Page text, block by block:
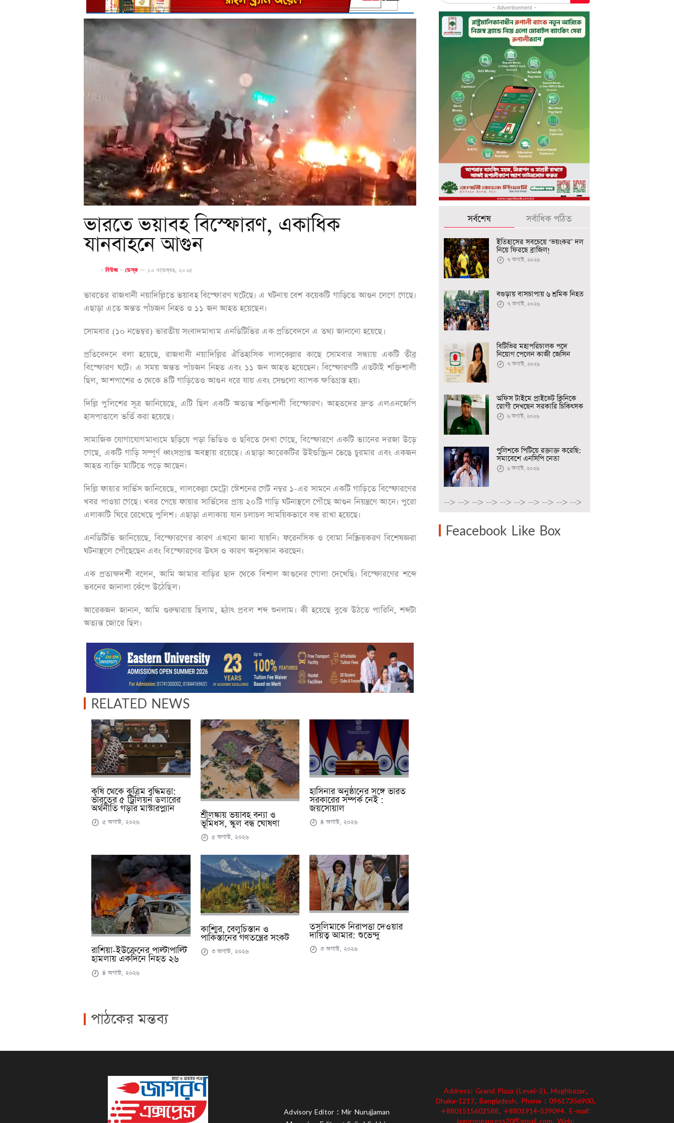
ভারতে ভয়াবহ বিস্ফোরণ, একাধিক
যানবাহনে আগুন
-নিউজ- ডেস্ক -- ১০ নভেম্বর, ২০২৫
ভারতের রাজধানী নয়াদিল্লিতে ভয়াবহ বিস্ফোরণ ঘটেছে। এ ঘটনায় বেশ কয়েকটি গাড়িতে আগুন লেগে গেছে।
এছাড়া এতে অন্তত পাঁচজন নিহত ও ১১ জন আহত হয়েছেন।
সোমবার (১০ নভেম্বর) ভারতীয় সংবাদমাধ্যম এনডিটিভির এক প্রতিবেদনে এ তথ্য জানানো হয়েছে।
প্রতিবেদনে বলা হয়েছে, রাজধানী নয়াদিল্লির ঐতিহাসিক লালকেল্লার কাছে সোমবার সন্ধ্যায় একটি তীব্র
বিস্ফোরণ ঘটে। এ সময় অন্তত পাঁচজন নিহত এবং ১১ জন আহত হয়েছেন। বিস্ফোরণটি এতটাই শক্তিশালী
ছিল, আশপাশের ৩ থেকে ৪টি গাড়িতেও আগুন ধরে যায় এবং সেগুলো ব্যাপক ক্ষতিগ্রস্ত হয়।
দিল্লি পুলিশের সূত্র জানিয়েছে, এটি ছিল একটি অত্যন্ত শক্তিশালী বিস্ফোরণ। আহতদের দ্রুত এলএনজেপি
হাসপাতালে ভর্তি করা হয়েছে।
সামাজিক যোগাযোগমাধ্যমে ছড়িয়ে পড়া ভিডিও ও ছবিতে দেখা গেছে, বিস্ফোরণে একটি ভ্যানের দরজা উড়ে
গেছে, একটি গাড়ি সম্পূর্ণ ধ্বংসপ্রাপ্ত অবস্থায় রয়েছে। এছাড়া আরেকটির উইন্ডস্ক্রিন ভেঙে চুরমার এবং একজন
আহত ব্যক্তি মাটিতে পড়ে আছেন।
দিল্লি ফায়ার সার্ভিস জানিয়েছে, লালকেল্লা মেট্রো স্টেশনের গেট নম্বর ১-এর সামনে একটি গাড়িতে বিস্ফোরণের
খবর পাওয়া গেছে। খবর পেয়ে ফায়ার সার্ভিসের প্রায় ২০টি গাড়ি ঘটনাস্থলে পৌঁছে আগুন নিয়ন্ত্রণে আনে। পুরো
এলাকাটি ঘিরে রেখেছে পুলিশ। এছাড়া এলাকায় যান চলাচল সাময়িকভাবে বন্ধ রাখা হয়েছে।
এনডিটিভি জানিয়েছে, বিস্ফোরণের কারণ এখনো জানা যায়নি। ফরেনসিক ও বোমা নিষ্ক্রিয়করণ বিশেষজ্ঞরা
ঘটনাস্থলে পৌঁছেছেন এবং বিস্ফোরণের উৎস ও কারণ অনুসন্ধান করছেন।
এক প্রত্যক্ষদর্শী বলেন, আমি আমার বাড়ির ছাদ থেকে বিশাল আগুনের গোলা দেখেছি। বিস্ফোরণের শব্দে
ভবনের জানালা কেঁপে উঠেছিল।
আরেকজন জানান, আমি গুরুদ্বারায় ছিলাম, হঠাৎ প্রবল শব্দ শুনলাম। কী হয়েছে বুঝে উঠতে পারিনি, শব্দটা
অত্যন্ত জোরে ছিল।
RELATED NEWS
কৃষি থেকে কৃত্রিম বুদ্ধিমত্তা:
ভারতের ৫ ট্রিলিয়ন ডলারের
অর্থনীতি গড়ার মাস্টারপ্ল্যান
৫ অগাস্ট, ২০২৬
শ্রীলঙ্কায় ভয়াবহ বন্যা ও
ভূমিধস, স্কুল বন্ধ ঘোষণা
৫ অগাস্ট, ২০২৬
হাসিনার অনুষ্ঠানের সঙ্গে ভারত
সরকারের সম্পর্ক নেই :
জয়সোয়াল
৪ অগাস্ট, ২০২৬
রাশিয়া-ইউক্রেনের পাল্টাপাল্টি
হামলায় একদিনে নিহত ২৬
৪ অগাস্ট, ২০২৬
কাশ্মির, বেলুচিস্তান ও
পাকিস্তানের গণতন্ত্রের সংকট
৩ অগাস্ট, ২০২৬
তসলিমাকে নিরাপত্তা দেওয়ার
দায়িত্ব আমার: শুভেন্দু
৩ অগাস্ট, ২০২৬
পাঠকের মন্তব্য
- Advertisement -
সর্বশেষ সর্বাধিক পঠিত
ইতিহাসের সবচেয়ে ‘ভয়ংকর’ দল
নিয়ে ফিরছে ব্রাজিল!
৭ অগাস্ট, ২০২৬
বগুড়ায় বাসচাপায় ৬ শ্রমিক নিহত
৭ অগাস্ট, ২০২৬
বিটিভির মহাপরিচালক পদে
নিয়োগ পেলেন কাজী জেসিন
৭ অগাস্ট, ২০২৬
অফিস টাইমে প্রাইভেট ক্লিনিকে
রোগী দেখছেন সরকারি চিকিৎসক
৬ অগাস্ট, ২০২৬
পুলিশকে পিটিয়ে রক্তাক্ত করেছি:
সমাবেশে এনসিপি নেতা
৬ অগাস্ট, ২০২৬
--> --> --> --> --> --> --> --> --> -->
Feacebook Like Box
Advisory Editor : Mir Nurujjaman
Address: Grand Plaza (Level-3), Moghbazar,
Dhaka-1217, Bangladesh. Phone : 09617356900,
+8801515602588, +8801914-539094. E-mail:
jagoronexpress20@gmail.com, Web: